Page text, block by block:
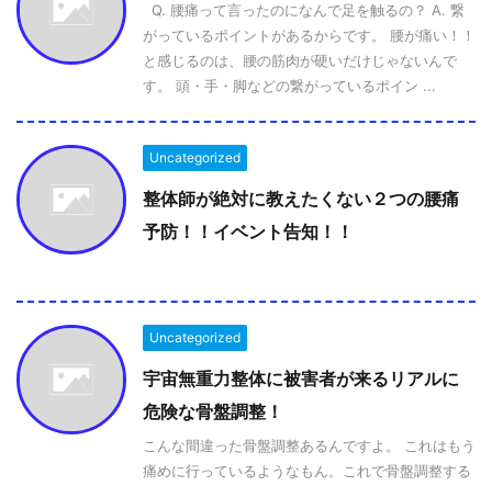
Q. 腰痛って言ったのになんで足を触るの？ A. 繋
がっているポイントがあるからです。 腰が痛い！！
と感じるのは、腰の筋肉が硬いだけじゃないんで
す。 頭・手・脚などの繋がっているポイン ...
Uncategorized
整体師が絶対に教えたくない２つの腰痛
予防！！イベント告知！！
Uncategorized
宇宙無重力整体に被害者が来るリアルに
危険な骨盤調整！
こんな間違った骨盤調整あるんですよ。 これはもう
痛めに行っているようなもん。これで骨盤調整する